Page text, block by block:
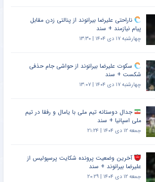
ناراحتی علیرضا بیرانوند از پنالتی زدن مقابل
پیام نیازمند + سند
چهارشنبه ۱۷ دی ۱۴۰۴ | ۱۳:۳۰
سکوت علیرضا بیرانوند از حواشی جام حذفی
شکست + سند
چهارشنبه ۱۷ دی ۱۴۰۴ | ۱۳:۰۷
جدال دوستانه تیم ملی با یامال و رفقا در تیم
ملی اسپانیا + سند
جمعه ۱۲ دی ۱۴۰۴ | ۲۱:۲۴
آخرین وضعیت پرونده شکایت پرسپولیس از
علیرضا بیرانوند + سند
جمعه ۱۲ دی ۱۴۰۴ | ۲۰:۲۹